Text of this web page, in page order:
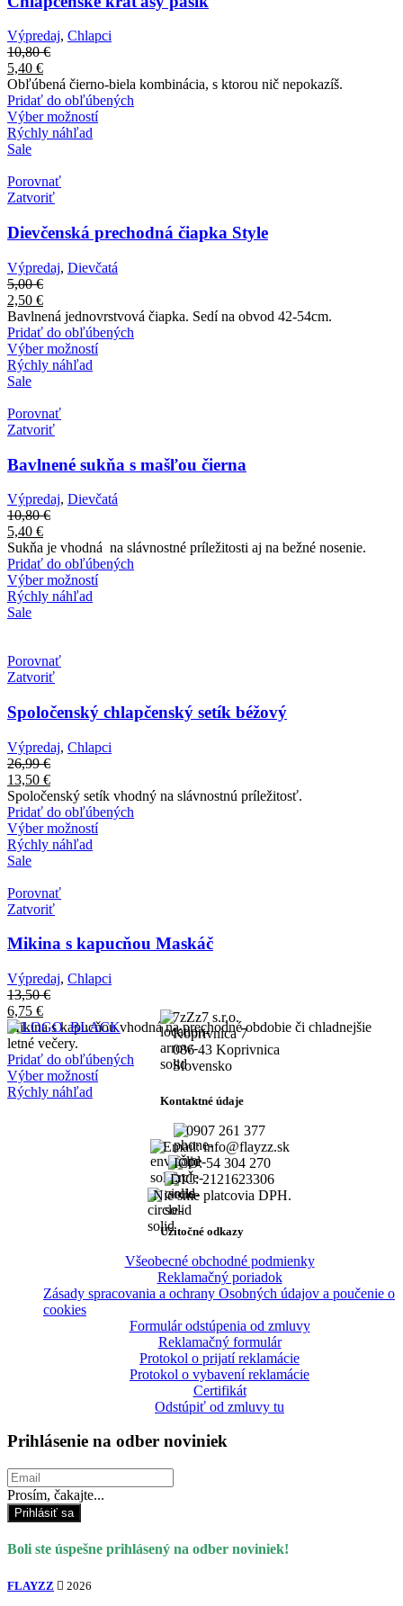
Výpredaj, Chlapci
10,80€
5,40 €
Obľúbená čierno-biela kombinácia, s ktorou nič nepokazíš.
Pridať do obľúbených
Výber možností
Rýchly náhľad
Sale
Porovnať
Zatvoriť
Dievčenská prechodná čiapka Style
Výpredaj, Dievčatá
5,00€
2,50 €
Bavlnená jednovrstvová čiapka. Sedí na obvod 42-54cm.
Pridať do obľúbených
Výber možností
Rýchly náhľad
Sale
Porovnať
Zatvoriť
Bavlnené sukňa s mašľou čierna
Výpredaj, Dievčatá
10,80€
5,40 €
Sukňa je vhodná na slávnostné príležitosti aj na bežné nosenie.
Pridať do obľúbených
Výber možností
Rýchly náhľad
Sale
Porovnať
Zatvoriť
Spoločenský chlapčenský setík béžový
Výpredaj, Chlapci
26,99€
13,50 €
Spoločenský setík vhodný na slávnostnú príležitosť.
Pridať do obľúbených
Výber možností
Rýchly náhľad
Sale
Porovnať
Zatvoriť
Mikina s kapucňou Maskáč
Výpredaj, Chlapci
13,50€
6,75 €
Mikina s kapucňou vhodná na prechodné obdobie či chladnejšie
letné večery.
Pridať do obľúbených
Výber možností
Rýchly náhľad
7zZz7 s.r.o.
Koprivnica 7
086 43 Koprivnica
Slovensko
Kontaktné údaje
0907 261 377
Email: info@flayzz.sk
IČO: 54 304 270
DIČ: 2121623306
Nie sme platcovia DPH.
Užitočné odkazy
Všeobecné obchodné podmienky
Reklamačný poriadok
Zásady spracovania a ochrany Osobných údajov a poučenie o
cookies
Formulár odstúpenia od zmluvy
Reklamačný formulár
Protokol o prijatí reklamácie
Protokol o vybavení reklamácie
Certifikát
Odstúpiť od zmluvy tu
Prihlásenie na odber noviniek
Prosím, čakajte...
Prihlásiť sa
Boli ste úspešne prihlásený na odber noviniek!
FLAYZZ 2026